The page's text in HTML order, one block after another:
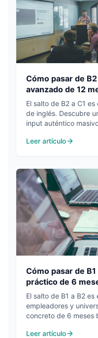
Cómo pasar de
avanzado de 12
El salto de B2 a C1
de inglés. Descubre
input auténtico
Leer artículo
Cómo pasar de
práctico de 6
El salto de B1 a B2
empleadores y
concreto de 6 meses
Leer artículo